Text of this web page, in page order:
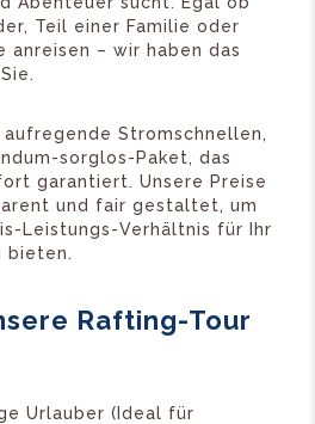
Teil einer Familie oder
anreisen – wir haben das
Stromschnellen,
sorglos-Paket, das
garantiert. Unsere Preise
und fair gestaltet, um
Leistungs-Verhältnis für Ihr
bieten.
Rafting-Tour
Urlauber (Ideal für